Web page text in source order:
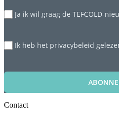
Ja ik wil graag de TEFCOLD-
Ik heb het privacybeleid
Contact